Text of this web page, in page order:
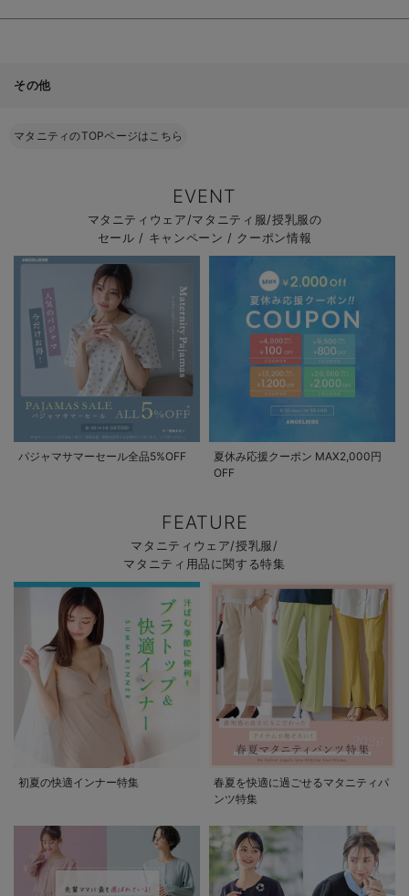
その他
マタニティのTOPページはこちら
EVENT
マタニティウェア/マタニティ服/授乳服の
セール / キャンペーン / クーポン情報
パジャマサマーセール全品5%OFF
夏休み応援クーポン MAX2,000円
OFF
FEATURE
マタニティウェア/授乳服/
マタニティ用品に関する特集
初夏の快適インナー特集
春夏を快適に過ごせるマタニティパ
ンツ特集